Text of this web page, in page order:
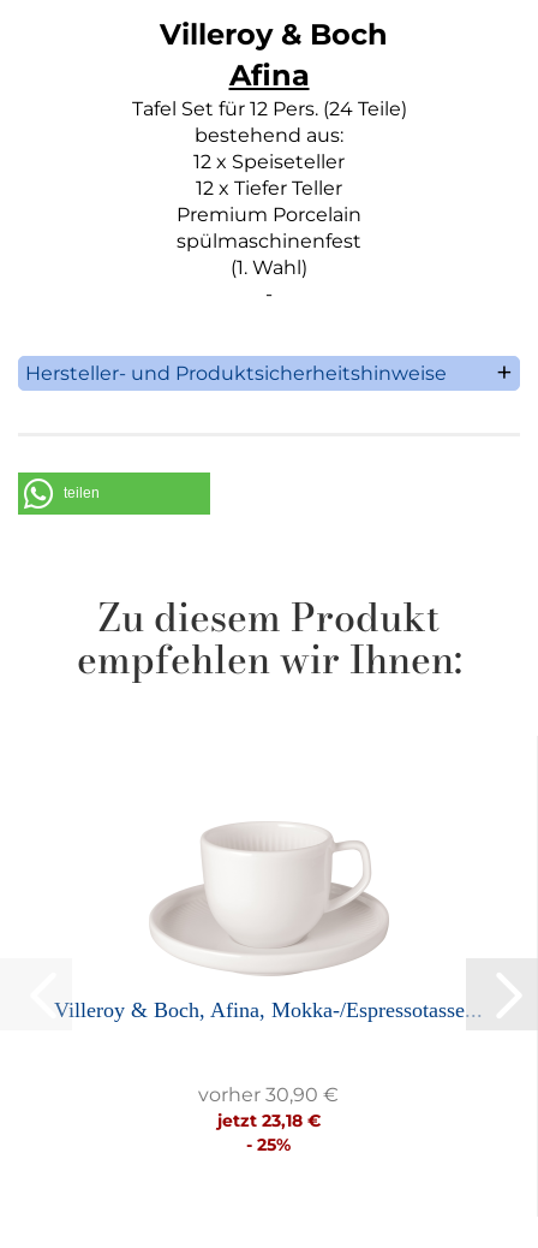
Villeroy & Boch
Afina
Tafel Set für 12 Pers. (24 Teile)
bestehend aus:
12 x Speiseteller
12 x Tiefer Teller
Premium Porcelain
spülmaschinenfest
(1. Wahl)
-
Hersteller- und Produktsicherheitshinweise
Telefon: +49 (0) 68 64 / 81 0
teilen
Zu diesem Produkt
empfehlen wir Ihnen:
Villeroy & Boch, Afina, Mokka-/Espressotasse...
vorher 30,90 €
jetzt 23,18 €
- 25%